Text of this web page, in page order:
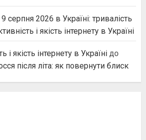
9 серпня 2026 в Україні: тривалість
і якість інтернету в Україні
і якість інтернету в Україні до
після літа: як повернути блиск